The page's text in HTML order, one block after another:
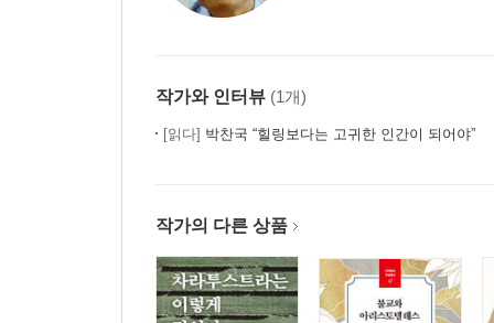
작가와 인터뷰 (1개)
[읽다] 박찬국 “힐링보다는 고귀한 인간이 되어야”
작가의 다른 상품